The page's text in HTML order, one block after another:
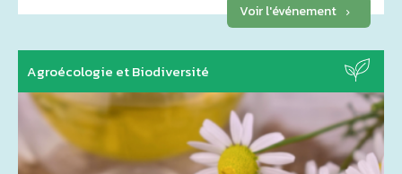
paillage, choix des plantes, arrosage malin, tonte
Voir l'événement
Agroécologie et Biodiversité